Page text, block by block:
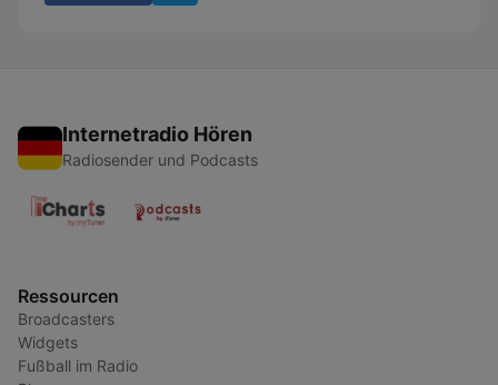
Internetradio Hören
Radiosender und Podcasts
Ressourcen
Broadcasters
Widgets
Fußball im Radio